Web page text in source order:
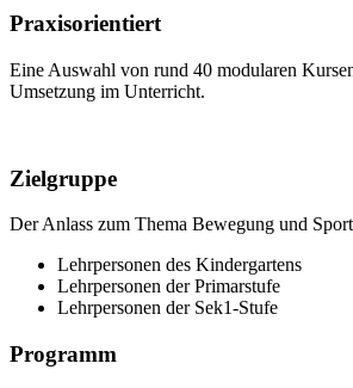
Praxisorientiert
Eine Auswahl von rund 40 modularen
Umsetzung im Unterricht.
Zielgruppe
Der Anlass zum Thema Bewegung und
Lehrpersonen des Kindergartens
Lehrpersonen der Primarstufe
Lehrpersonen der Sek1-Stufe
Programm